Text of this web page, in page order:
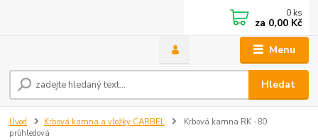
Menu
Hledat
0 ks
za 0,00 Kč
Úvod Krbová kamna a vložky CARBEL
Krbová kamna RK -80
průhledová